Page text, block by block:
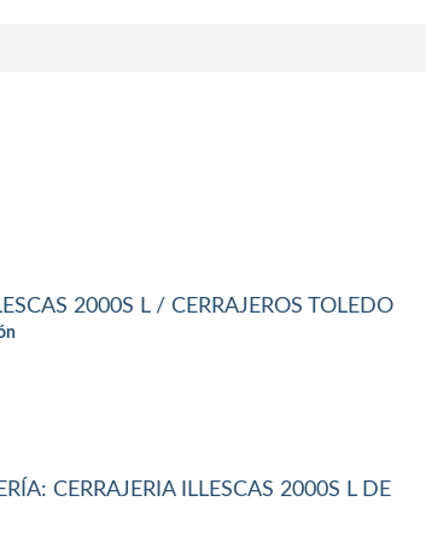
2000S L / CERRAJEROS TOLEDO
CERRAJERIA ILLESCAS 2000S L DE